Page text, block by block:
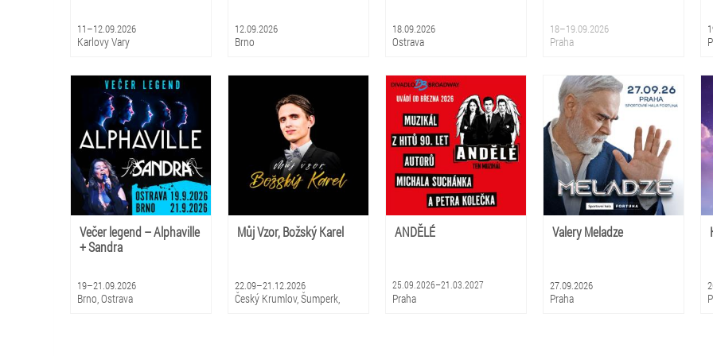
11–12.09.2026
Karlovy Vary
12.09.2026
Brno
18.09.2026
Ostrava
18–19.09.2026
Praha
Večer legend – Alphaville
+ Sandra
19–21.09.2026
Brno, Ostrava
Můj Vzor, Božský Karel
22.09–21.12.2026
Český Krumlov, Šumperk,
ANDĚLÉ
25.09.2026–21.03.2027
Praha
Valery Meladze
27.09.2026
Praha